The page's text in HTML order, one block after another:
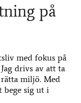
på
med fokus på
drivs av att ta
miljö. Med
sig ut i